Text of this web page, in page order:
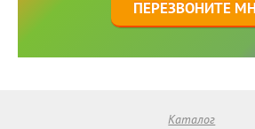
ПЕРЕЗВОНИТЕ
Каталог